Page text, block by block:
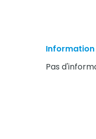
Information
Pas